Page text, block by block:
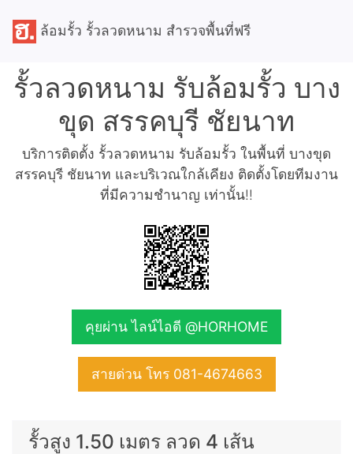
ล้อมรั้ว รั้วลวดหนาม สำรวจพื้นที่ฟรี
รั้วลวดหนาม รับล้อมรั้ว บาง
ขุด สรรคบุรี ชัยนาท
บริการติดตั้ง รั้วลวดหนาม รับล้อมรั้ว ในพื้นที่ บางขุด
สรรคบุรี ชัยนาท และบริเวณใกล้เคียง ติดตั้งโดยทีมงาน
ที่มีความชำนาญ เท่านั้น!!
คุยผ่าน ไลน์ไอดี @HORHOME
สายด่วน โทร 081-4674663
รั้วสูง 1.50 เมตร ลวด 4 เส้น